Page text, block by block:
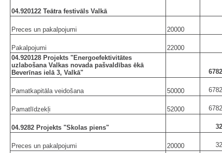
04.920122 Teātra festivāls Valkā
Preces un pakalpojumi 20000
Pakalpojumi
22000
04.920128 Projekts "Energoefektivitātes
uzlabošana Valkas novada pašvaldības ēkā
Beverīnas ielā 3, Valkā"
Pamatkapitāla veidošana 50000
Pamatlīdzekļi 52000
04.9282 Projekts "Skolas piens"
Preces un pakalpojumi 20000